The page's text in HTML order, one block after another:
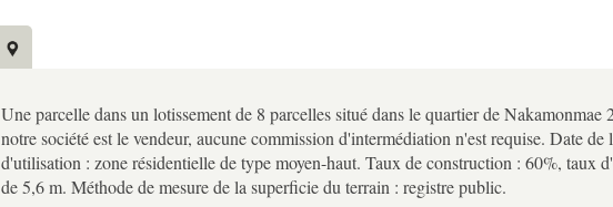
Une parcelle dans un lotissement de 8 parcelles situé dans le quartier de
notre société est le vendeur, aucune commission d'intermédiation n'est requise. Date
d'utilisation : zone résidentielle de type moyen-haut. Taux de construction : 60%, taux
de 5,6 m. Méthode de mesure de la superficie du terrain : registre public.